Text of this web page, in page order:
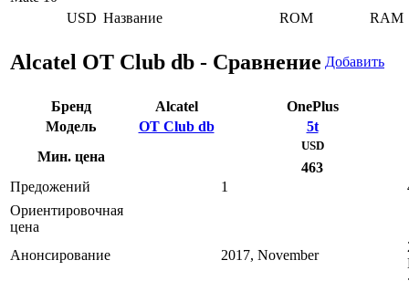
USD Название ROM RAM
Alcatel OT Club db - Сравнение Добавить
Бренд Alcatel
OnePlus
Модель
OT Club db
5t
Мин. цена
USD
463
Предожений
1
Ориентировочная
цена
Анонсирование
2017, November